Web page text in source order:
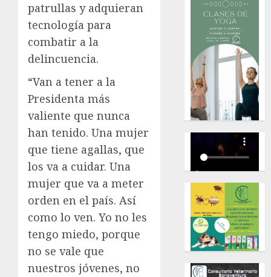
patrullas y adquieran
tecnología para
combatir a la
delincuencia.
“Van a tener a la
Presidenta más
valiente que nunca
han tenido. Una mujer
que tiene agallas, que
los va a cuidar. Una
mujer que va a meter
orden en el país. Así
como lo ven. Yo no les
tengo miedo, porque
no se vale que
nuestros jóvenes, no